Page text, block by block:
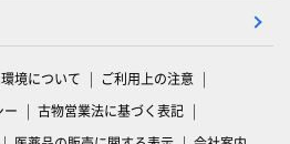
境について
ご利用上の注意
ー
古物営業法に基づく表記